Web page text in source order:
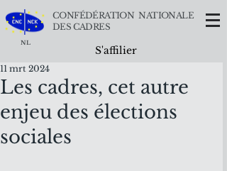
NL
CONFÉDÉRATION NATIONALE
DES CADRES
S'affilier
Les cadres, cet autre
enjeu des élections
sociales
11 mrt 2024